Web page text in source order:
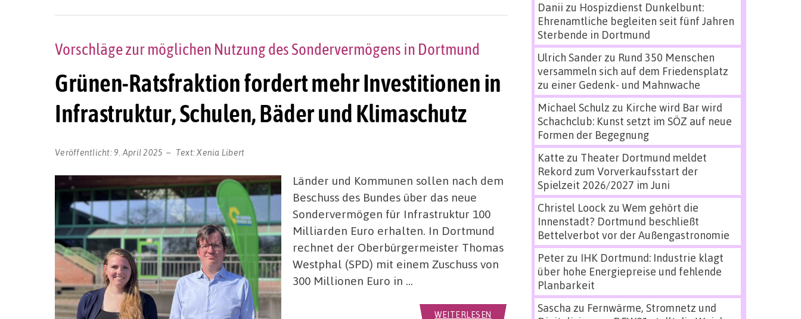
Grünen-Ratsfraktion fordert mehr Investitionen in
Infrastruktur, Schulen, Bäder und Klimaschutz
Vorschläge zur möglichen Nutzung des Sondervermögens in Dortmund
Veröffentlicht: 9. April 2025 Text:Xenia Libert
Länder und Kommunen sollen nach dem
Beschuss des Bundes über das neue
Sondervermögen für Infrastruktur 100
Milliarden Euro erhalten. In Dortmund
rechnet der Oberbürgermeister Thomas
Westphal (SPD) mit einem Zuschuss von
300 Millionen Euro in …
WEITERLESEN
Danii zu Hospizdienst Dunkelbunt:
Ehrenamtliche begleiten seit fünf Jahren
Sterbende in Dortmund
Ulrich Sanderzu Rund 350 Menschen
versammeln sich auf dem Friedensplatz
zu einer Gedenk- und Mahnwache
Michael Schulz zu Kirche wird Bar wird
Schachclub: Kunst setzt im SÖZ auf neue
Formen der Begegnung
Katte zu Theater Dortmund meldet
Rekord zum Vorverkaufsstart der
Spielzeit 2026/2027 im Juni
Christel Loock zu Wem gehört die
Innenstadt? Dortmund beschließt
Bettelverbot vor der Außengastronomie
Peterzu IHK Dortmund: Industrie klagt
über hohe Energiepreise und fehlende
Planbarkeit
Sascha zu Fernwärme, Stromnetz und